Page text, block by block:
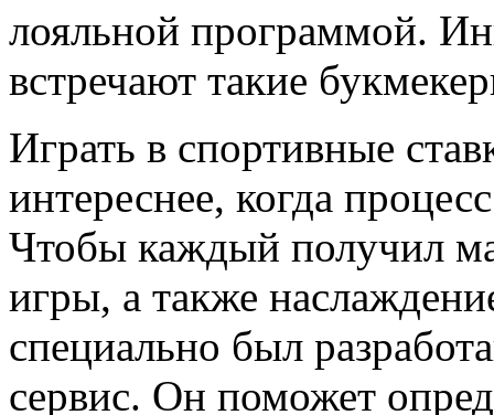
лояльной программой.
встречают такие
Играть в спортивные
интереснее, когда
Чтобы каждый получил
игры, а также
специально был
сервис. Он поможет